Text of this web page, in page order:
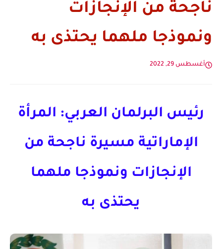
ناجحة من الإنجازات
ونموذجا ملهما يحتذى به
أغسطس 29, 2022
رئيس البرلمان العربي: المرأة
الإماراتية مسيرة ناجحة من
الإنجازات ونموذجا ملهما
يحتذى به